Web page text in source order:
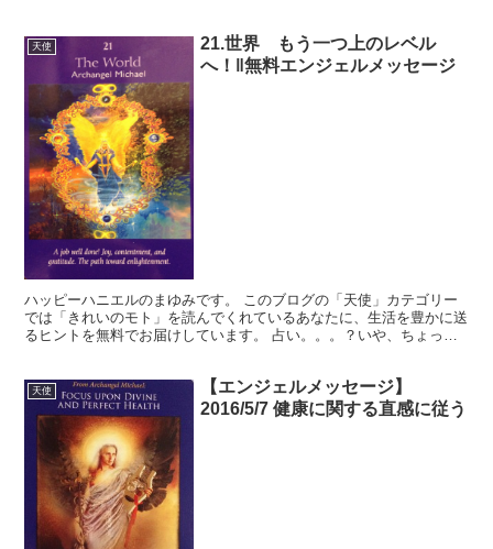
天使
21.世界 もう一つ上のレベル
へ！‖無料エンジェルメッセージ
ハッピーハニエルのまゆみです。 このブログの「天使」カテゴリー
では「きれいのモト」を読んでくれているあなたに、生活を豊かに送
るヒントを無料でお届けしています。 占い。。。？いや、ちょっと
天使
【エンジェルメッセージ】
2016/5/7 健康に関する直感に従う